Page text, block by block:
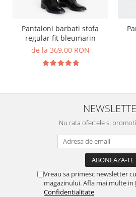
Pantaloni barbati stofa
regular fit bleumarin
de la 369,00 RON
Nu rata ofertele si
Vreau sa primesc newsletter
magazinului. Afla mai multe in
Confidentialitate